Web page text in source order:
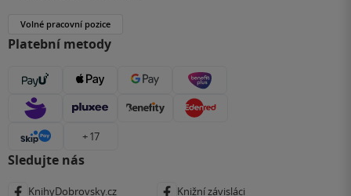
Volné pracovní pozice
Platební metody
+ 17
Sledujte nás
KnihyDobrovsky.cz Knižní závisláci